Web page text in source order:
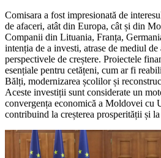
Comisara a fost impresionată de
de afaceri, atât din Europa, cât și din
Companii din Lituania, Franța,
intenția de a investi, atrase de mediul
perspectivele de creștere. Proiectele
esențiale pentru cetățeni, cum ar fi
Bălți, modernizarea școlilor și
Aceste investiții sunt considerate un
convergența economică a Moldovei cu
contribuind la creșterea prosperității și